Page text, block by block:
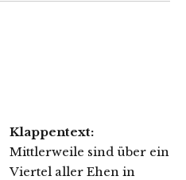
Klappentext:
Mittlerweile sind über ein
Viertel aller Ehen in